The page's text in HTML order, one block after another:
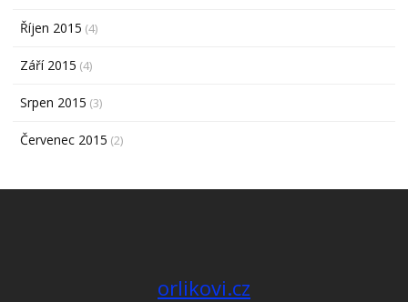
Říjen 2015 (4)
Září 2015 (4)
Srpen 2015 (3)
Červenec 2015 (2)
orlikovi.cz